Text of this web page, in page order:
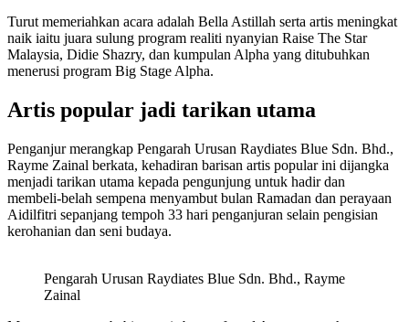
Turut memeriahkan acara adalah Bella Astillah serta artis meningkat
naik iaitu juara sulung program realiti nyanyian Raise The Star
Malaysia, Didie Shazry, dan kumpulan Alpha yang ditubuhkan
menerusi program Big Stage Alpha.
Artis popular jadi tarikan utama
Penganjur merangkap Pengarah Urusan Raydiates Blue Sdn. Bhd.,
Rayme Zainal berkata, kehadiran barisan artis popular ini dijangka
menjadi tarikan utama kepada pengunjung untuk hadir dan
membeli-belah sempena menyambut bulan Ramadan dan perayaan
Aidilfitri sepanjang tempoh 33 hari penganjuran selain pengisian
kerohanian dan seni budaya.
Pengarah Urusan Raydiates Blue Sdn. Bhd., Rayme
Zainal